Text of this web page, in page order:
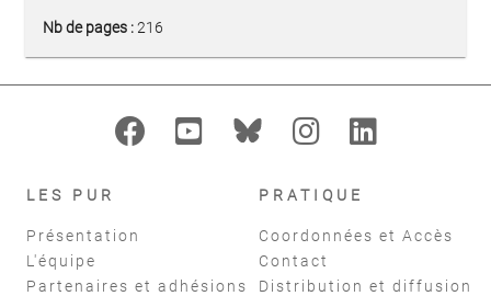
Nb de pages :216
LES PUR
Présentation
L'équipe
Partenaires et adhésions
PRATIQUE
Coordonnées et Accès
Contact
Distribution et diffusion